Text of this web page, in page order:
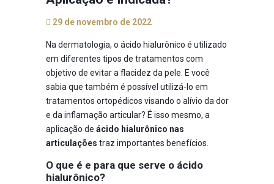
29 de novembro de 2022
Na dermatologia, o ácido hialurônico é utilizado
em diferentes tipos de tratamentos com
objetivo de evitar a flacidez da pele. E você
sabia que também é possível utilizá-lo em
tratamentos ortopédicos visando o alívio da dor
e da inflamação articular? É isso mesmo, a
aplicação de ácido hialurônico nas
articulações traz importantes benefícios.
O que é e para que serve o ácido
hialurônico?